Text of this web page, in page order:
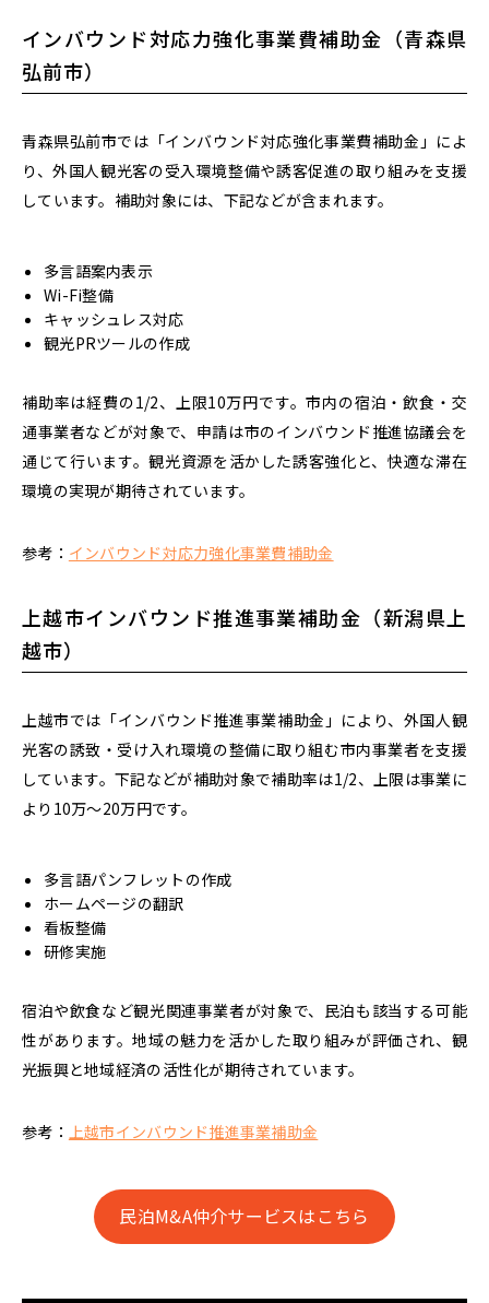
インバウンド対応力強化事業費補助金（青森県
弘前市）
青森県弘前市では「インバウンド対応強化事業費補助金」によ
り、外国人観光客の受入環境整備や誘客促進の取り組みを支援
しています。 補助対象には、下記などが含まれます。
多言語案内表示
Wi-Fi整備
キャッシュレス対応
観光PRツールの作成
補助率は経費の1/2、 上限10万円です。市内の宿泊・飲食・交
通事業者などが対象で、申請は市のインバウンド推進協議会を
通じて行います。観光資源を活かした誘客強化と、快適な滞在
環境の実現が期待されています。
参考： インバウンド対応力強化事業費補助金
上越市インバウンド推進事業補助金（新潟県上
越市）
上越市では「インバウンド推進事業補助金」により、外国人観
光客の誘致・受け入れ環境の整備に取り組む市内事業者を支援
しています。下記などが補助対象で補助率は1/2、上限は事業に
より10万～20万円です。
多言語パンフレットの作成
ホームページの翻訳
看板整備
研修実施
宿泊や飲食など観光関連事業者が対象で、 民泊も該当する可能
性があります。地域の魅力を活かした取り組みが評価され、観
光振興と地域経済の活性化が期待されています。
参考： 上越市インバウンド推進事業補助金
民泊M&A仲介サービスはこちら